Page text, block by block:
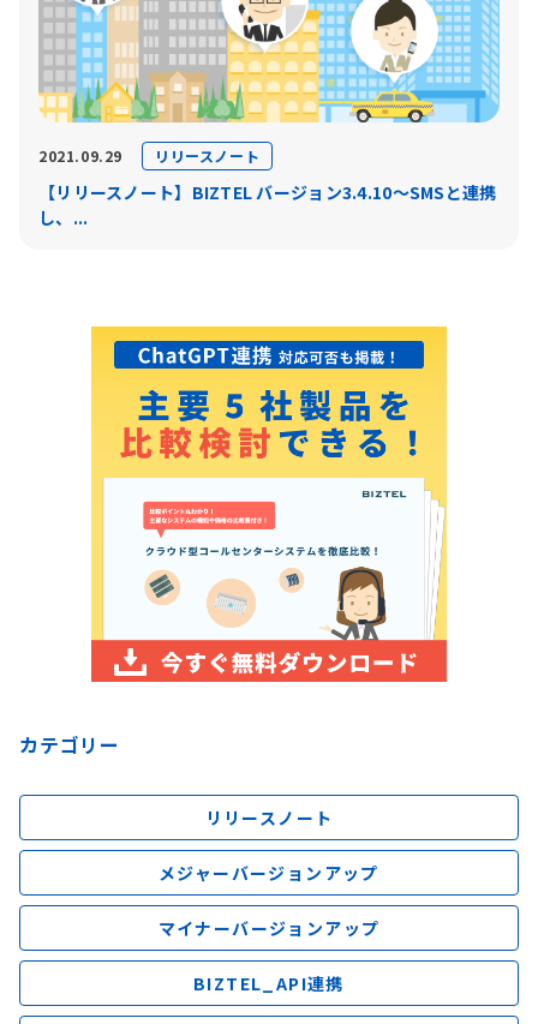
2021.09.29 リリースノート
【リリースノート】BIZTEL バージョン3.4.10〜SMSと連携
し、...
カテゴリー
リリースノート
メジャーバージョンアップ
マイナーバージョンアップ
BIZTEL_API連携